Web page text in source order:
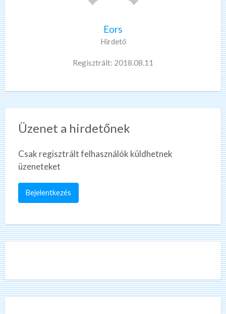
Eors
Hirdető
Regisztrált: 2018.08.11
Üzenet a hirdetőnek
Csak regisztrált felhasználók küldhetnek
üzeneteket
Bejelentkezés